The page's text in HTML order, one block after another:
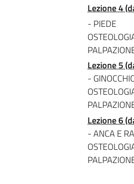
Lezione 4
- PIEDE
Lezione 5
-
Lezione 6
- ANCA E